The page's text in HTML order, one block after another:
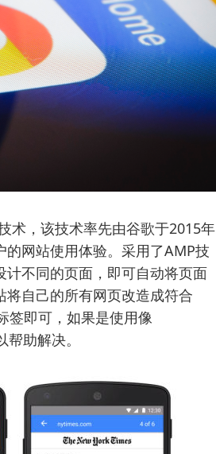
术，该技术率先由谷歌于2015年
网站使用体验。采用了AMP技
不同的页面，即可自动将页面
自己的所有网页改造成符合
签即可，如果是使用像
助解决。